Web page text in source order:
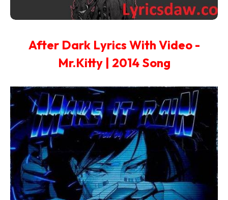
After Dark Lyrics With Video -
Mr.Kitty | 2014 Song